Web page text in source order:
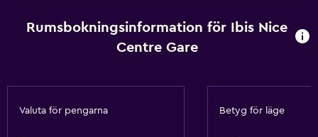
Gratis WiFi
Wifi tillgängligt i alla områden
Brandsläckare
Brandvarnare
Rumsbokningsinformation för Ibis Nice
Centre Gare
Valuta för pengarna Betyg för läge